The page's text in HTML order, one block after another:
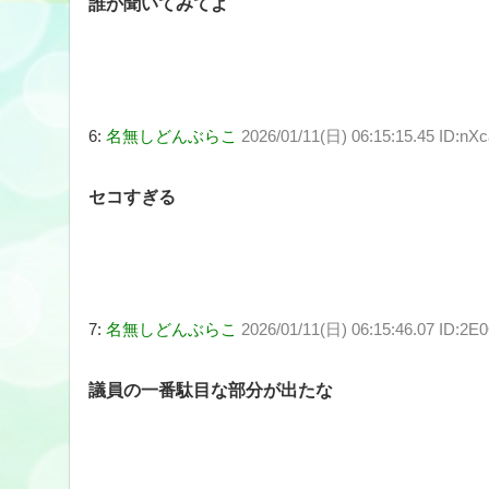
誰か聞いてみてよ
6: 名無しどんぶらこ 2026/01/11(日) 06:15:15.45
セコすぎる
7: 名無しどんぶらこ 2026/01/11(日) 06:15:46.07
議員の一番駄目な部分が出たな